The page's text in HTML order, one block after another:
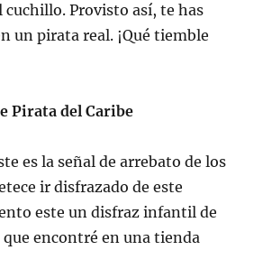
cuchillo. Provisto así, te has
un pirata real. ¡Qué tiemble
Pirata del Caribe
es la señal de arrebato de los
ir disfrazado de este
este un disfraz infantil de
que encontré en una tienda